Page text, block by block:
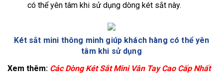
có thể yên tâm khi sử dụng dòng két sắt này.
Két sắt mini thông minh giúp khách hàng có thể yên
tâm khi sử dụng
Xem thêm: Các Dòng Két Sắt Mini Vân Tay Cao Cấp Nhất